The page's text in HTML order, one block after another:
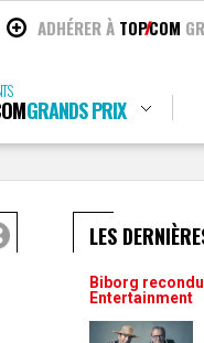
ADHÉRER À TOPCOM
GRANDS PRIX
LES
Biborg
Entertainment